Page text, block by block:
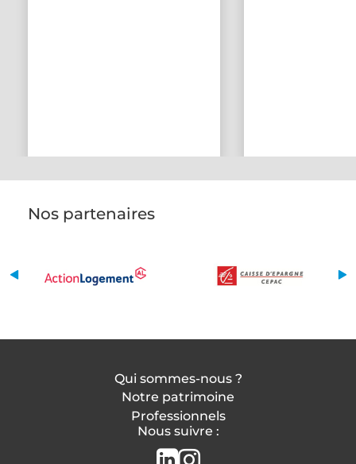
Nos partenaires
Qui sommes-nous ?
Notre patrimoine
Professionnels
Nous suivre :